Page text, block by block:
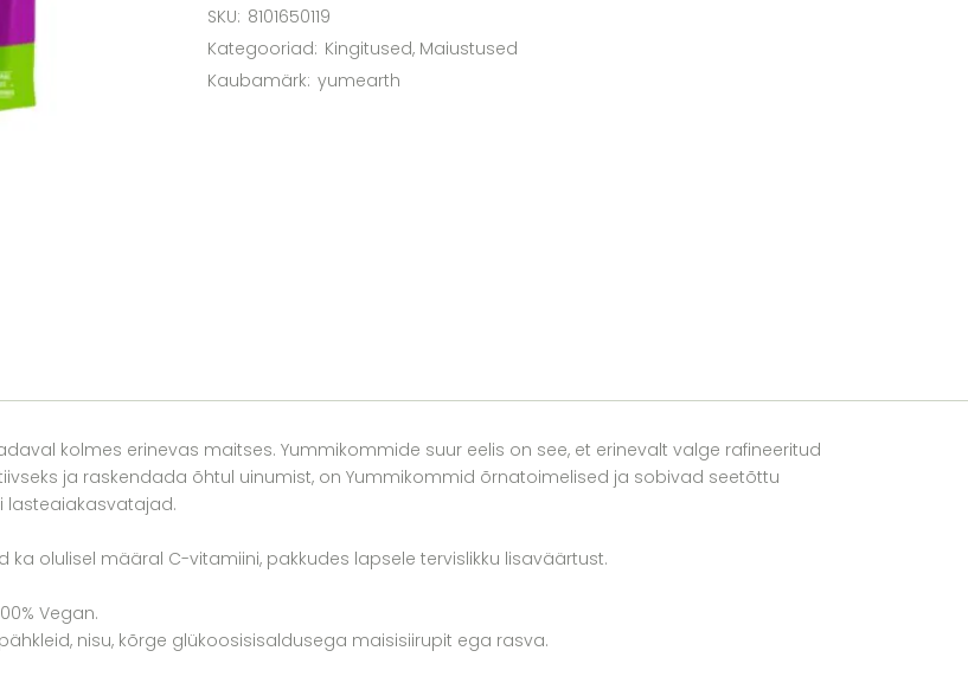
SKU: 8101650119
Kategooriad: Kingitused, Maiustused
Kaubamärk: yumearth
kolmes erinevas maitses. Yummikommide suur eelis on see, et erinevalt valge rafineeritud
ja raskendada õhtul uinumist, on Yummikommid õrnatoimelised ja sobivad seetõttu
lasteaiakasvatajad.
olulisel määral C-vitamiini, pakkudes lapsele tervislikku lisaväärtust.
Vegan.
pähkleid, nisu, kõrge glükoosisisaldusega maisisiirupit ega rasva.